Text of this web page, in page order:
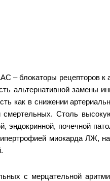
– блокаторы рецепторов
альтернативной замены
как в снижении
Столь
почечной
миокарда ЛЖ,
с мерцательной